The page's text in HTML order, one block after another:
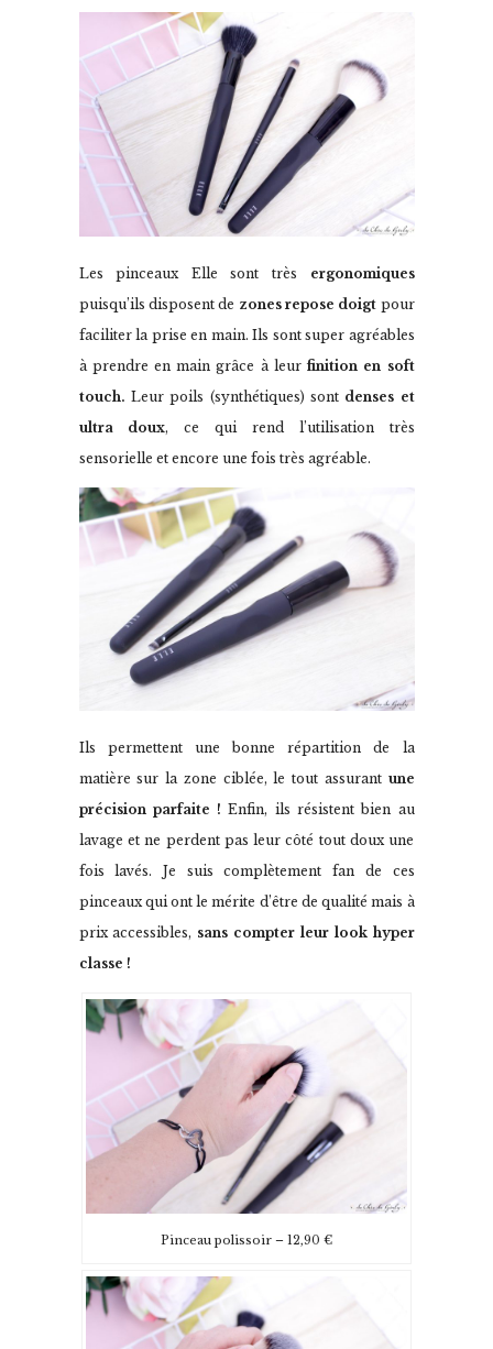
Les pinceaux Elle sont très ergonomiques
puisqu’ils disposent de zones repose doigt pour
faciliter la prise en main. Ils sont super agréables
à prendre en main grâce à leurfinition en soft
touch. Leur poils (synthétiques) sont denses et
ultra doux, ce qui rend l’utilisation très
sensorielle et encore une fois très agréable.
Ils permettent une bonne répartition de la
matière sur la zone ciblée, le tout assurant une
précision parfaite ! Enfin, ils résistent bien au
lavage et ne perdent pas leur côté tout doux une
fois lavés. Je suis complètement fan de ces
pinceaux qui ont le mérite d’être de qualité mais à
prix accessibles, sans compter leur look hyper
classe !
Pinceau polissoir – 12,90 €